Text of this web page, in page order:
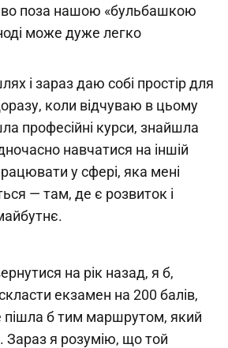
поза нашою «бульбашкою
може дуже легко
і зараз даю собі простір для
коли відчуваю в цьому
професійні курси, знайшла
навчатися на іншій
у сфері, яка мені
— там, де є розвиток і
на рік назад, я б,
екзамен на 200 балів,
пішла б тим маршрутом, який
Зараз я розумію, що той